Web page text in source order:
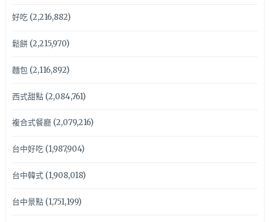
好吃(2,216,882)
鬆餅(2,215,970)
麵包(2,116,892)
西式甜點(2,084,761)
複合式餐廳(2,079,216)
台中好吃(1,987,904)
台中韓式(1,908,018)
台中景點(1,751,199)